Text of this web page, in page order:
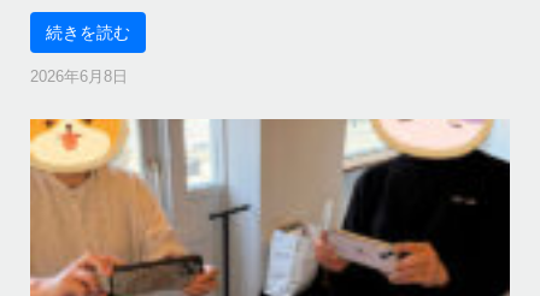
続きを読む
2026年6月8日